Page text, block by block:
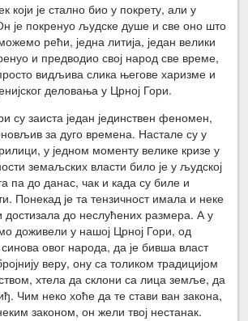
који је стално био у покрету, али у
је покренуо људске душе и све оно што
рећи, једна литија, један велики
и предводио свој народ све време,
видљива слика његове харизме и
деловања у Црној Гори.
су заиста један јединствен феномен,
за дуго времена. Настале су у
у једном моменту велике кризе у
земаљских власти било је у људској
па до данас, чак и када су биле и
Понекад је та тензичност имала и неке
достизала до неслућених размера. А у
доживели у нашој Црној Гори, од
овог народа, да је бивша власт
веру, ону са толиком традицијом
хтела да склони са лица земље, да
Чим неко хоће да те стави ван закона,
законом, он жели твој нестанак.